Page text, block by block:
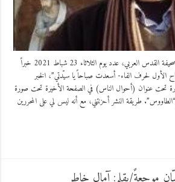
فراس حج محمد/ فلسطين نشرت صحيفة القدس العربي، عدد يوم الثلاثاء 23 شباط 2021 خبراً
لحرف الفاء- أسعدت صباحاً يا سيّدتي”، الخبر
تحت عنوان (أحوال الناس) في الصفحة الأخيرة تحت صورة
طريقة النشر أحزنتني، مع أنه ليس لي على المحررين